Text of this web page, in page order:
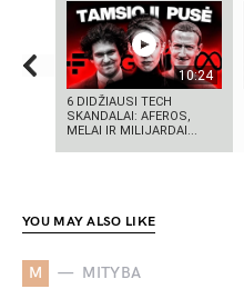
10:24
6 DIDŽIAUSI TECH
SKANDALAI: AFEROS,
MELAI IR MILIJARDAI...
YOU MAY ALSO LIKE
M MITYBA